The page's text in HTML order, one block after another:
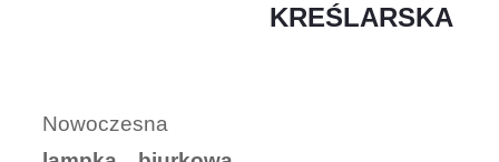
KREŚLARSKA
Nowoczesna